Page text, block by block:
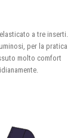
a tre inserti.
per la pratica
molto comfort